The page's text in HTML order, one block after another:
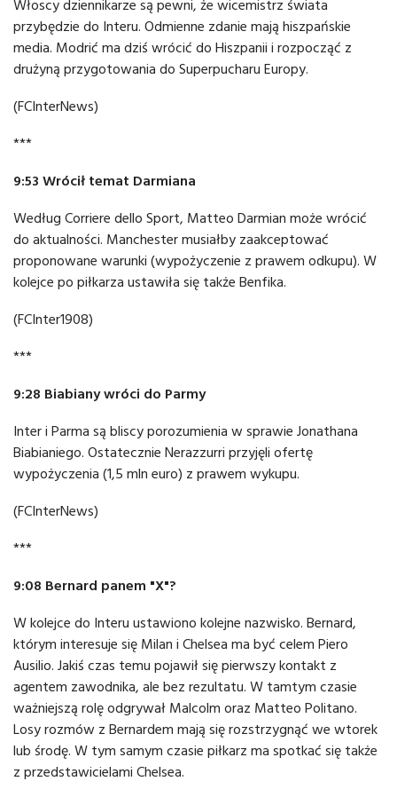
Włoscy dziennikarze są pewni, że wicemistrz świata
przybędzie do Interu. Odmienne zdanie mają hiszpańskie
media. Modrić ma dziś wrócić do Hiszpanii i rozpocząć z
drużyną przygotowania do Superpucharu Europy.
(FCInterNews)
***
9:53 Wrócił temat Darmiana
Według Corriere dello Sport, Matteo Darmian może wrócić
do aktualności. Manchester musiałby zaakceptować
proponowane warunki (wypożyczenie z prawem odkupu). W
kolejce po piłkarza ustawiła się także Benfika.
(FCInter1908)
***
9:28 Biabiany wróci do Parmy
Inter i Parma są bliscy porozumienia w sprawie Jonathana
Biabianiego. Ostatecznie Nerazzurri przyjęli ofertę
wypożyczenia (1,5 mln euro) z prawem wykupu.
(FCInterNews)
***
9:08 Bernard panem "X"?
W kolejce do Interu ustawiono kolejne nazwisko. Bernard,
którym interesuje się Milan i Chelsea ma być celem Piero
Ausilio. Jakiś czas temu pojawił się pierwszy kontakt z
agentem zawodnika, ale bez rezultatu. W tamtym czasie
ważniejszą rolę odgrywał Malcolm oraz Matteo Politano.
Losy rozmów z Bernardem mają się rozstrzygnąć we wtorek
lub środę. W tym samym czasie piłkarz ma spotkać się także
z przedstawicielami Chelsea.